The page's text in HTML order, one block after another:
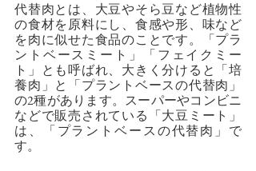
代替肉とは、大豆やそら豆など植物性
の食材を原料にし、食感や形、味など
を肉に似せた食品のことです。「プラ
ントベースミート」「フェイクミー
ト」とも呼ばれ、大きく分けると「培
養肉」と「プラントベースの代替肉」
の2種があります。スーパーやコンビニ
などで販売されている「大豆ミート」
は、「プラントベースの代替肉」で
す。